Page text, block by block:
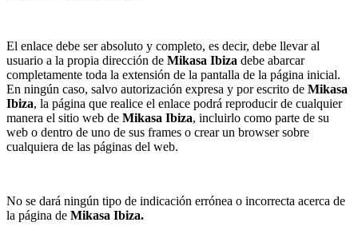
El enlace debe ser absoluto y completo, es decir, debe llevar al
usuario a la propia dirección de Mikasa Ibiza debe abarcar
completamente toda la extensión de la pantalla de la página inicial.
En ningún caso, salvo autorización expresa y por escrito de Mikasa
Ibiza, la página que realice el enlace podrá reproducir de cualquier
manera el sitio web de Mikasa Ibiza, incluirlo como parte de su
web o dentro de uno de sus frames o crear un browser sobre
cualquiera de las páginas del web.
No se dará ningún tipo de indicación errónea o incorrecta acerca de
la página de Mikasa Ibiza.